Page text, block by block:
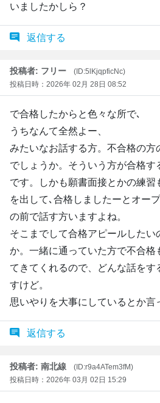
いましたかしら？
返信する
投稿者: フリー
(ID:5lKjqpficNc)
投稿日時：2026年 02月 28日 08:52
で合格したからと色々な所で､
うちなんて全然よー、
みたいなお話する方。不合格の方
でしょうか。そういう方が合格す
です。しかも願書面接とかの練
を出して､合格しましたーとオー
の前で話す方いますよね。
そこまでして合格アピールした
か。一緒に通っていた方で不合格
てきてくれるので、どんな話をす
すけど。
思いやりを大事にしているとか言
返信する
投稿者: 南北線
(ID:r9a4ATem3fM)
投稿日時：2026年 03月 02日 15:29